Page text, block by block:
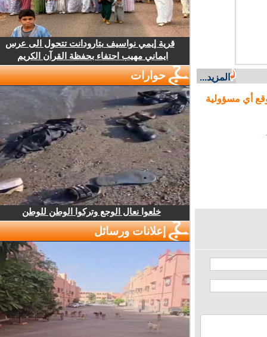
المزيد...
أي مسؤولية
قرية إيمي نواسيف بتارودانت تتحول الى عرس
ايماني مهيب احتفاء بحفظة القرآن الكريم
حوارات
خلعوا نعال الوجع وتركوا الوطن للوطن
إعلانات ورسائل